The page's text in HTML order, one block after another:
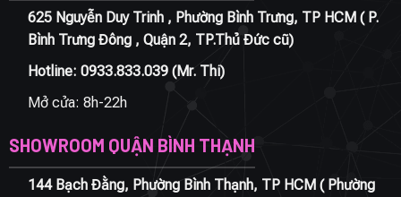
625 Nguyễn Duy Trinh , Phường Bình Trưng, TP HCM ( P.
Bình Trưng Đông , Quận 2, TP.Thủ Đức cũ)
Hotline: 0933.833.039(Mr. Thi)
Mở cửa: 8h-22h
SHOWROOM QUẬN BÌNH THẠNH
144 Bạch Đằng, Phường Bình Thạnh, TP HCM ( Phường